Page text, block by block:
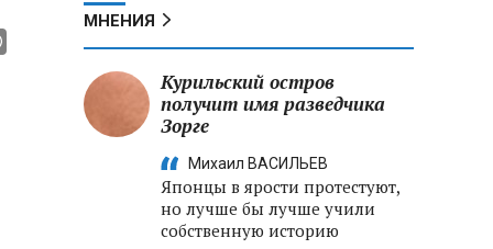
МНЕНИЯ
Курильский остров
получит имя разведчика
Зорге
Михаил ВАСИЛЬЕВ
Японцы в ярости протестуют,
но лучше бы лучше учили
собственную историю